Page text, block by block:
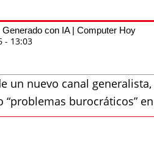
Generado con IA | Computer Hoy
- 13:03
un nuevo canal
burocráticos”